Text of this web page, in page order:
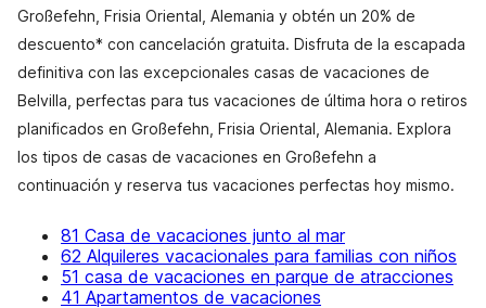
Großefehn, Frisia Oriental, Alemania y obtén un 20% de
descuento* con cancelación gratuita. Disfruta de la escapada
definitiva con las excepcionales casas de vacaciones de
Belvilla, perfectas para tus vacaciones de última hora o retiros
planificados en Großefehn, Frisia Oriental, Alemania. Explora
los tipos de casas de vacaciones en Großefehn a
continuación y reserva tus vacaciones perfectas hoy mismo.
81 Casa de vacaciones junto al mar
62 Alquileres vacacionales para familias con niños
51 casa de vacaciones en parque de atracciones
41 Apartamentos de vacaciones